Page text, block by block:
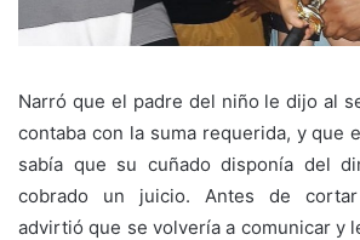
Narró que el padre del niño le dijo al
contaba con la suma requerida, y que
sabía que su cuñado disponía del
cobrado un juicio. Antes de cortar
advirtió que se volvería a comunicar y